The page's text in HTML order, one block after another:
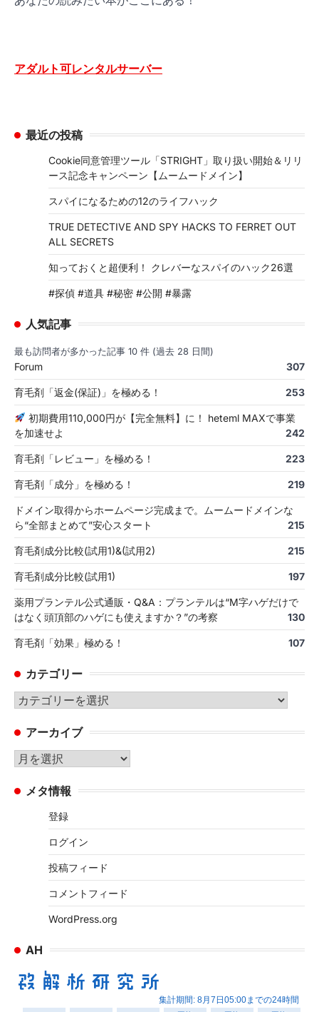
アダルト可レンタルサーバー
最近の投稿
Cookie同意管理ツール「STRIGHT」取り扱い開始＆リリ
ース記念キャンペーン【ムームードメイン】
スパイになるための12のライフハック
TRUE DETECTIVE AND SPY HACKS TO FERRET OUT
ALL SECRETS
知っておくと超便利！ クレバーなスパイのハック26選
#探偵 #道具 #秘密 #公開 #暴露
人気記事
最も訪問者が多かった記事 10 件 (過去 28 日間)
Forum 307
育毛剤「返金(保証)」を極める！ 253
初期費用110,000円が【完全無料】に！ heteml MAXで事業
を加速せよ
242
育毛剤「レビュー」を極める！ 223
育毛剤「成分」を極める！ 219
ドメイン取得からホームページ完成まで。ムームードメインな
ら“全部まとめて”安心スタート
215
育毛剤成分比較(試用1)&(試用2) 215
育毛剤成分比較(試用1) 197
薬用プランテル公式通販・Q&A：プランテルは“M字ハゲだけで
はなく頭頂部のハゲにも使えますか？”の考察
130
育毛剤「効果」極める！ 107
カテゴリー
カ
ゴ
リ
ー
アーカイブ
ア
カ メタ情報
登録
ログイン
投稿フィード
コメントフィード
WordPress.org
AH